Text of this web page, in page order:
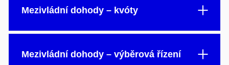
Mezivládní dohody – kvóty
Mezivládní dohody – výběrová řízení